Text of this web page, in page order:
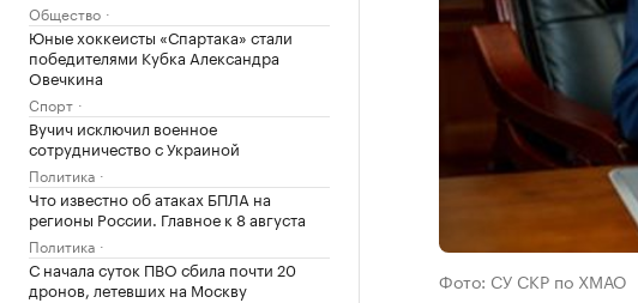
Общество
Юные хоккеисты «Спартака» стали
победителями Кубка Александра
Овечкина
Спорт
Вучич исключил военное
сотрудничество с Украиной
Политика
Что известно об атаках БПЛА на
регионы России. Главное к 8 августа
Политика
С начала суток ПВО сбила почти 20
дронов, летевших на Москву
Фото: СУ СКР по ХМАО